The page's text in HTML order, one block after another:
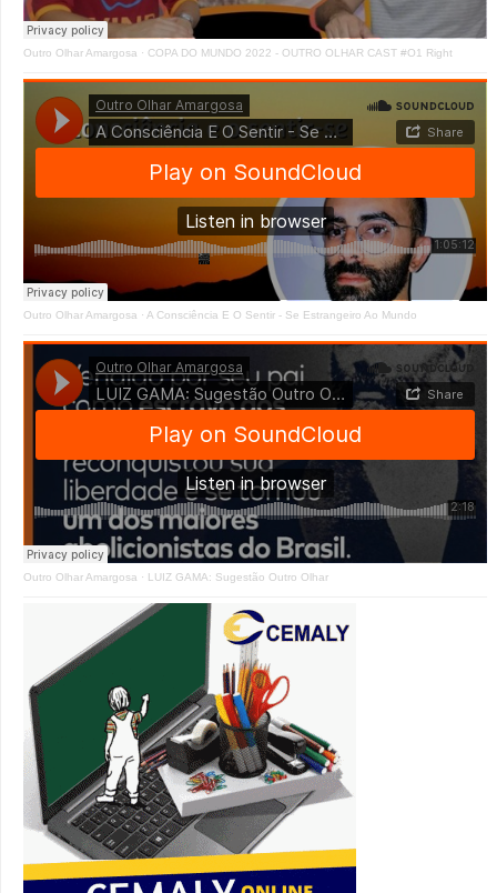
Outro Olhar Amargosa · COPA DO MUNDO 2022 - OUTRO OLHAR CAST #O1 Right
Outro Olhar Amargosa · A Consciência E O Sentir - Se Estrangeiro Ao Mundo
Outro Olhar Amargosa · LUIZ GAMA: Sugestão Outro Olhar